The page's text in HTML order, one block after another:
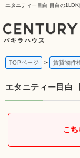
エタニティー目白 目白の
TOPページ 賃貸物件
エタニティー目白
こち